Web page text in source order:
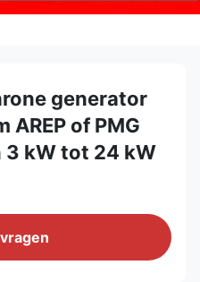
generator
of PMG
kW tot 24 kW